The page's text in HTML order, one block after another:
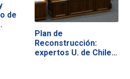
de
Plan de
Reconstrucción:
expertos U. de Chile…